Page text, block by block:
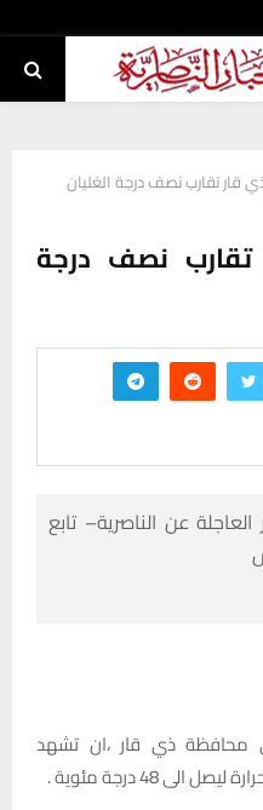
قار تقارب نصف درجة الغليان
تقارب نصف درجة
عن الناصرية– تابع
محافظة ذي قار ،ان تشهد
48 درجة مئوية .